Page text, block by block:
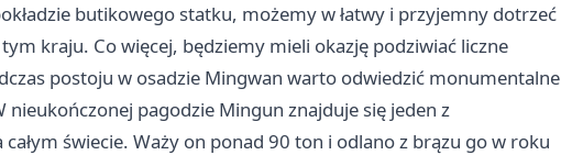
butikowego statku, możemy w łatwy i przyjemny dotrzeć
kraju. Co więcej, będziemy mieli okazję podziwiać liczne
postoju w osadzie Mingwan warto odwiedzić monumentalne
nieukończonej pagodzie Mingun znajduje się jeden z
świecie. Waży on ponad 90 ton i odlano z brązu go w roku